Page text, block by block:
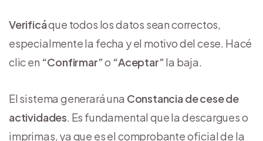
Verificáque todos los datos sean correctos,
especialmente la fecha y el motivo del cese. Hacé
clic en “Confirmar”o “Aceptar” la baja.
El sistema generará una Constancia de cese de
actividades. Es fundamental que la descargues o
imprimas, ya que es el comprobante oficial de la